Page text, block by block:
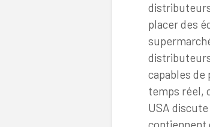
placer des
capables
temps réel,
USA